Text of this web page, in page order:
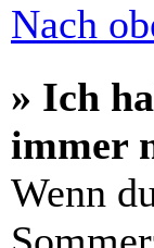
Nach
» Ich
immer
Wenn